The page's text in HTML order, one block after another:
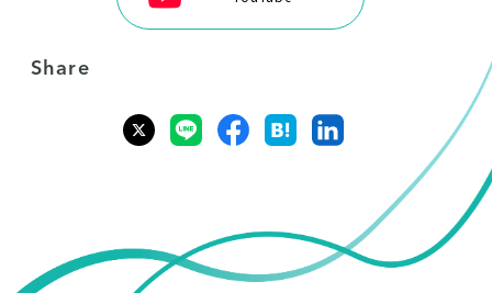
Share